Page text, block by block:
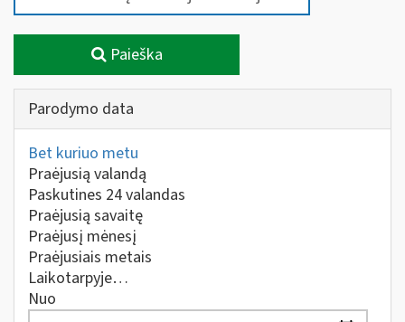
Paieška
Parodymo data
Bet kuriuo metu
Praėjusią valandą
Paskutines 24 valandas
Praėjusią savaitę
Praėjusį mėnesį
Praėjusiais metais
Laikotarpyje…
Nuo